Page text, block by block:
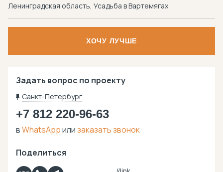
Ленинградская область, Усадьба в Вартемягах
ХОЧУ ЛУЧШЕ
Задать вопрос по проекту
Санкт-Петербург
+7 812 220-96-63
вWhatsAppилизаказать звонок
Поделиться